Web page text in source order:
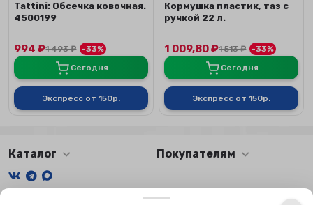
Tattini: Обсечка ковочная.
4500199
994₽1 493₽
-33%
Сегодня
Экспресс от 150р.
Кормушка пластик, таз с
ручкой 22 л.
1 009,80₽1 513₽
-33%
Сегодня
Экспресс от 150р.
Каталог Покупателям
Мы получаем и обрабатываем персональные данные